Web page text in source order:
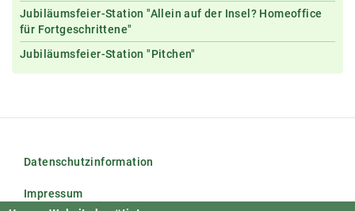
Jubiläumsfeier-Station "Allein auf der Insel? Homeoffice
für Fortgeschrittene"
Jubiläumsfeier-Station "Pitchen"
Datenschutzinformation
Impressum